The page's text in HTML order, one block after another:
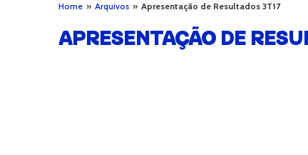
Home » Arquivos » Apresentação de Resultados 3T17
APRESENTAÇÃO DE